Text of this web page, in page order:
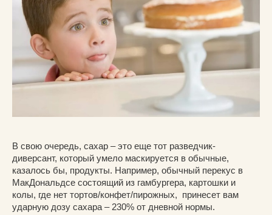
В свою очередь, сахар – это еще тот разведчик-
диверсант, который умело маскируется в обычные,
казалось бы, продукты. Например, обычный перекус в
МакДональдсе состоящий из гамбургера, картошки и
колы, где нет тортов/конфет/пирожных, принесет вам
ударную дозу сахара – 230% от дневной нормы.